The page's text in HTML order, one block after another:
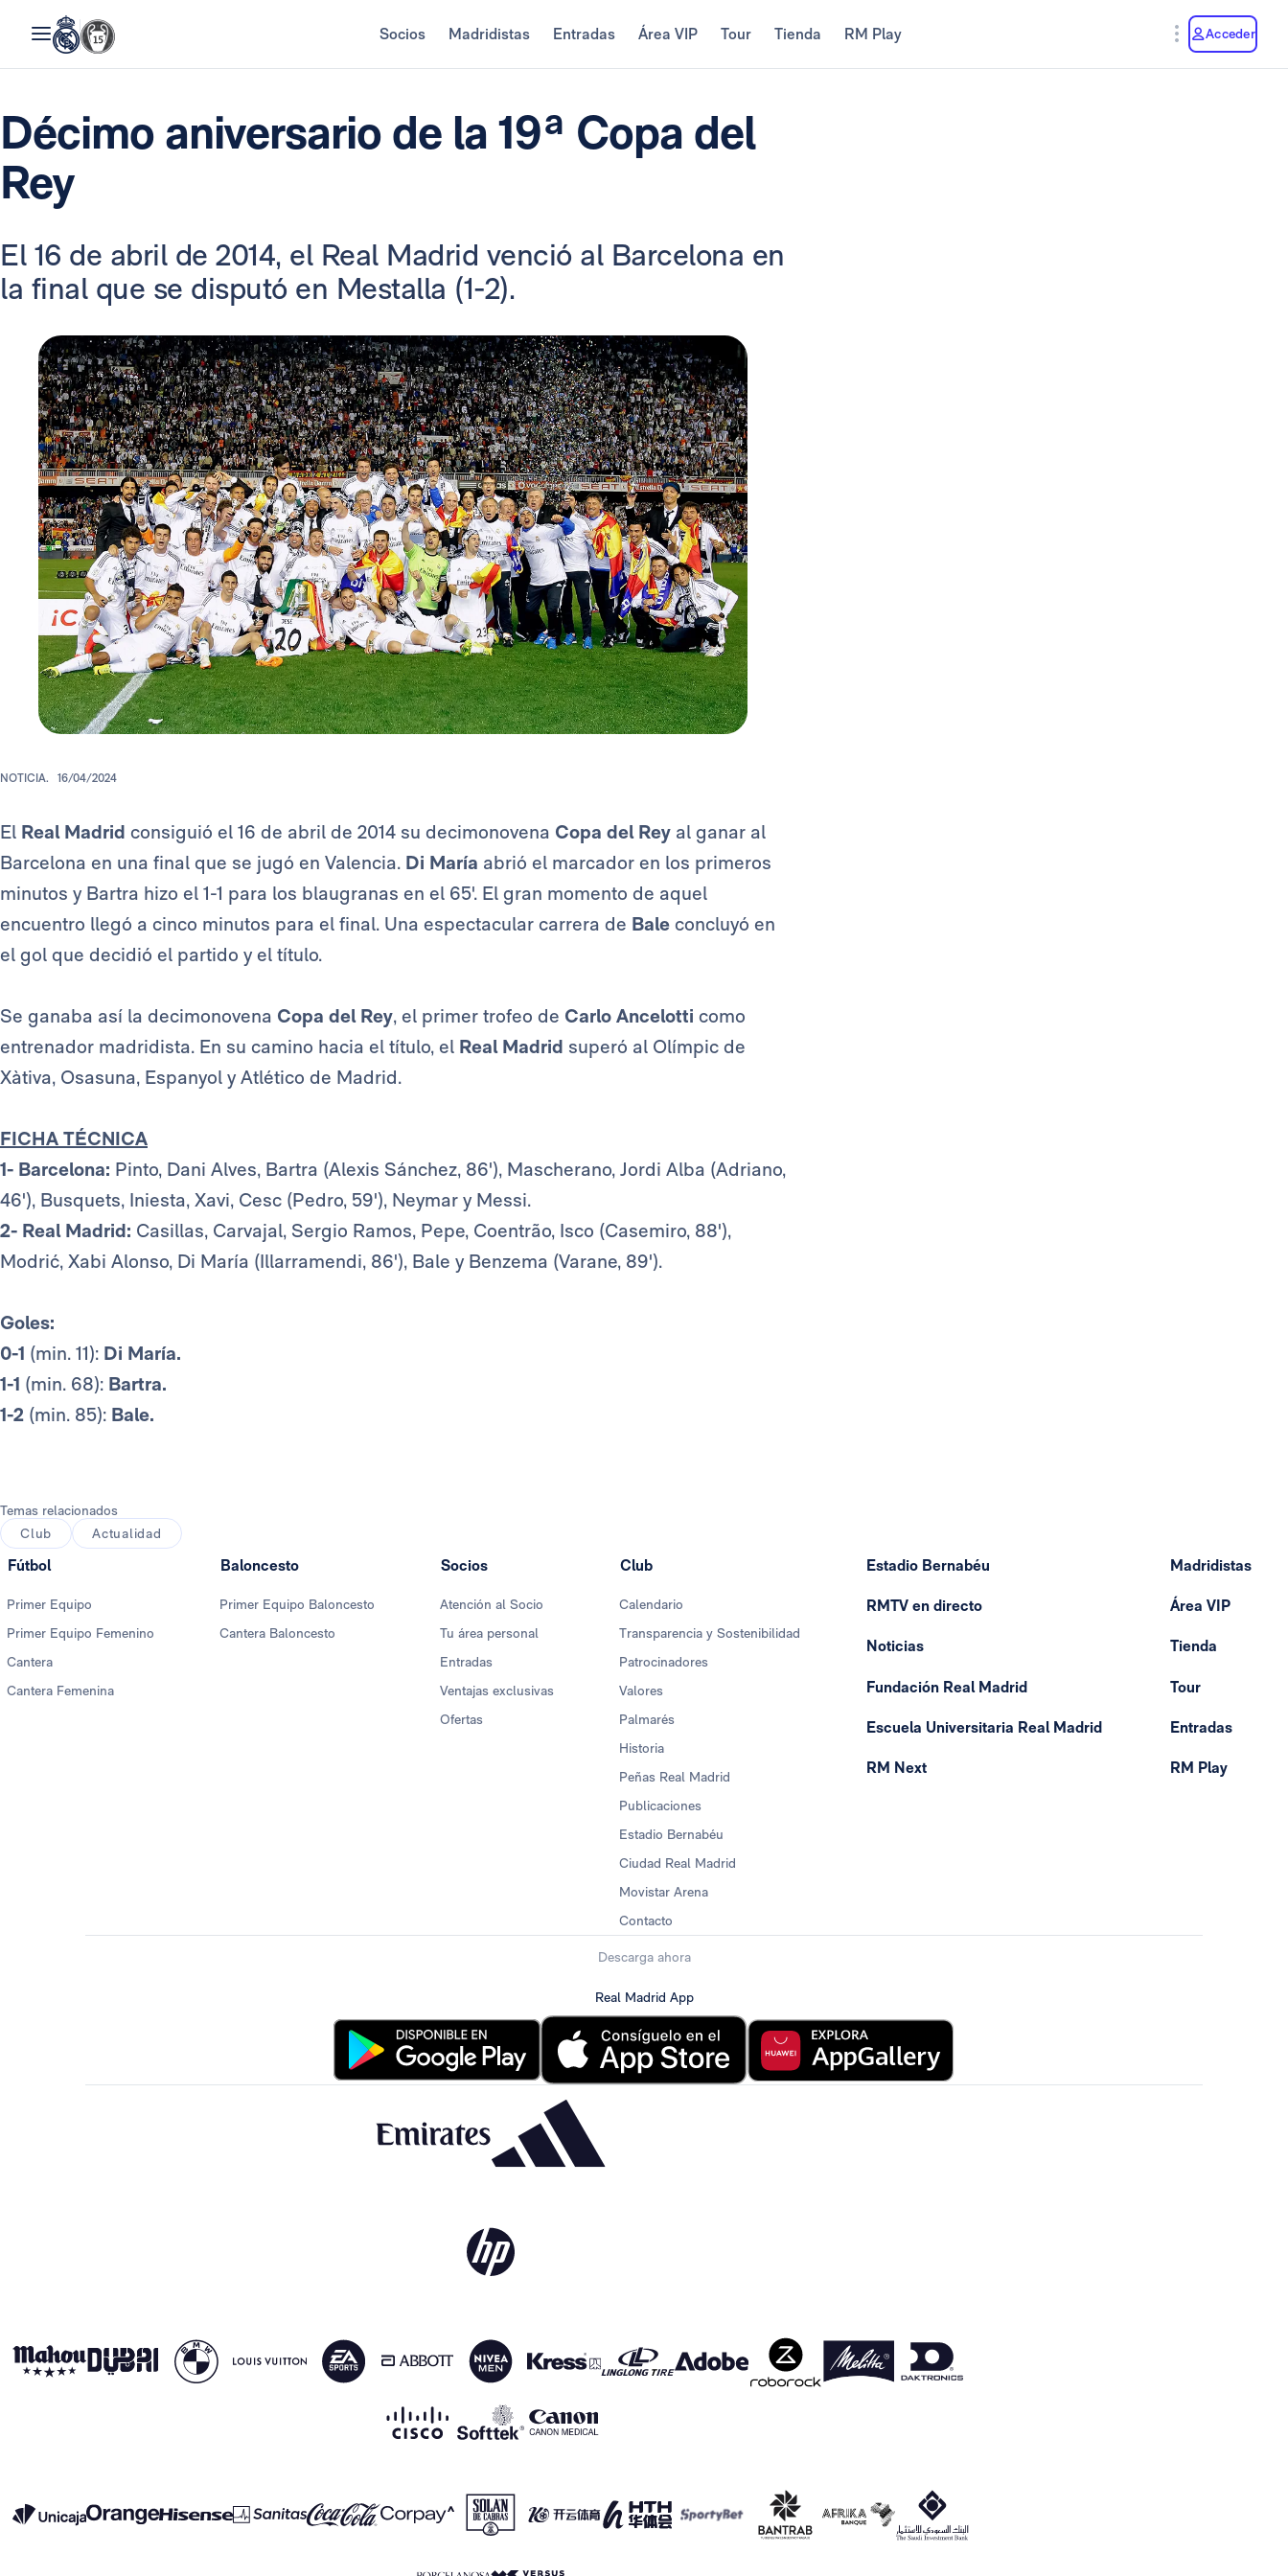
Socios Madridistas Entradas Área VIP Tour Tienda RM Play Acceder
Décimo aniversario de la 19ª Copa del
Rey
El 16 de abril de 2014, el Real Madrid venció al Barcelona en
la final que se disputó en Mestalla (1-2).
NOTICIA. 16/04/2024
El Real Madrid consiguió el 16 de abril de 2014 su decimonovena Copa del Rey al ganar al
Barcelona en una final que se jugó en Valencia. Di María abrió el marcador en los primeros
minutos y Bartra hizo el 1-1 para los blaugranas en el 65'. El gran momento de aquel
encuentro llegó a cinco minutos para el final. Una espectacular carrera de Bale concluyó en
el gol que decidió el partido y el título.
Se ganaba así la decimonovena Copa del Rey, el primer trofeo de Carlo Ancelotti como
entrenador madridista. En su camino hacia el título, el Real Madrid superó al Olímpic de
Xàtiva, Osasuna, Espanyol y Atlético de Madrid.
FICHA TÉCNICA
1- Barcelona: Pinto, Dani Alves, Bartra (Alexis Sánchez, 86'), Mascherano, Jordi Alba (Adriano,
46'), Busquets, Iniesta, Xavi, Cesc (Pedro, 59'), Neymar y Messi.
2- Real Madrid: Casillas, Carvajal, Sergio Ramos, Pepe, Coentrão, Isco (Casemiro, 88'),
Modrić, Xabi Alonso, Di María (Illarramendi, 86'), Bale y Benzema (Varane, 89').
Goles:
0-1 (min. 11): Di María.
1-1 (min. 68): Bartra.
1-2 (min. 85): Bale.
Temas relacionados
Club
Actualidad
Fútbol
Primer Equipo
Primer Equipo Femenino
Cantera
Cantera Femenina
Baloncesto
Primer Equipo Baloncesto
Cantera Baloncesto
Socios
Atención al Socio
Tu área personal
Entradas
Ventajas exclusivas
Ofertas
Club
Calendario
Transparencia y Sostenibilidad
Patrocinadores
Valores
Palmarés
Historia
Peñas Real Madrid
Publicaciones
Estadio Bernabéu
Ciudad Real Madrid
Movistar Arena
Contacto
Estadio Bernabéu
RMTV en directo
Noticias
Fundación Real Madrid
Escuela Universitaria Real Madrid
RM Next
Madridistas
Área VIP
Tienda
Tour
Entradas
RM Play
Descarga ahora
Real Madrid App